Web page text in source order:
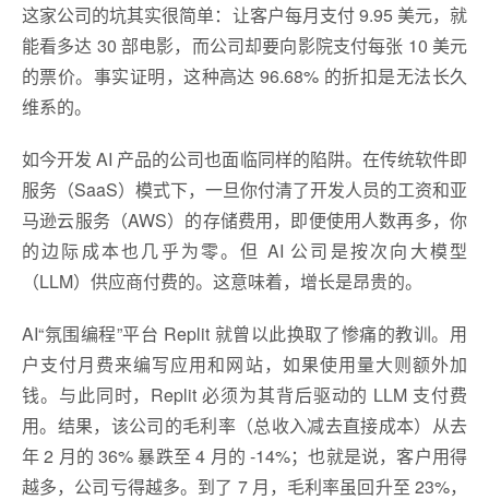
这家公司的坑其实很简单：让客户每月支付 9.95 美元，就
能看多达 30 部电影，而公司却要向影院支付每张 10 美元
的票价。事实证明，这种高达 96.68% 的折扣是无法长久
维系的。
如今开发 AI 产品的公司也面临同样的陷阱。在传统软件即
服务（SaaS）模式下，一旦你付清了开发人员的工资和亚
马逊云服务（AWS）的存储费用，即便使用人数再多，你
的边际成本也几乎为零。但 AI 公司是按次向大模型
（LLM）供应商付费的。这意味着，增长是昂贵的。
AI“氛围编程”平台 Replit 就曾以此换取了惨痛的教训。用
户支付月费来编写应用和网站，如果使用量大则额外加
钱。与此同时，Replit 必须为其背后驱动的 LLM 支付费
用。结果，该公司的毛利率（总收入减去直接成本）从去
年 2 月的 36% 暴跌至 4 月的 -14%；也就是说，客户用得
越多，公司亏得越多。到了 7 月，毛利率虽回升至 23%，